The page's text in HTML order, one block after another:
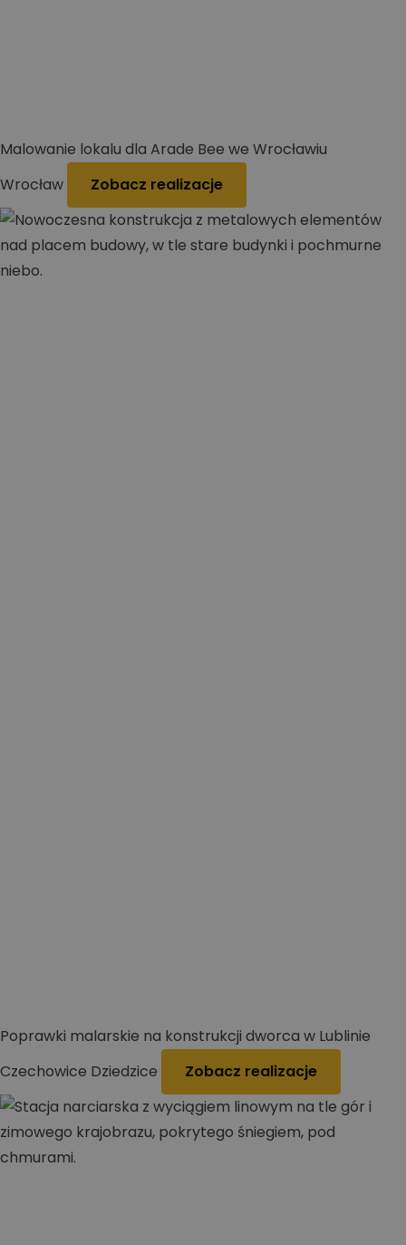
Malowanie lokalu dla Arade Bee we Wrocławiu
Wrocław
Zobacz realizacje
Poprawki malarskie na konstrukcji dworca w Lublinie
Czechowice Dziedzice
Zobacz realizacje